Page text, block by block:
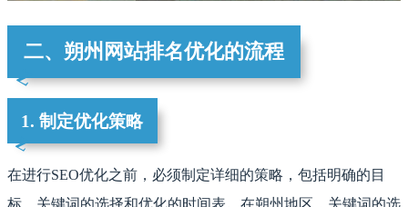
二、朔州网站排名优化的流程
1. 制定优化策略
在进行SEO优化之前，必须制定详细的策略，包括明确的目